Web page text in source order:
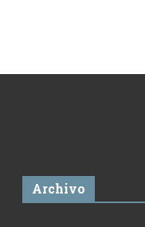
Archivo